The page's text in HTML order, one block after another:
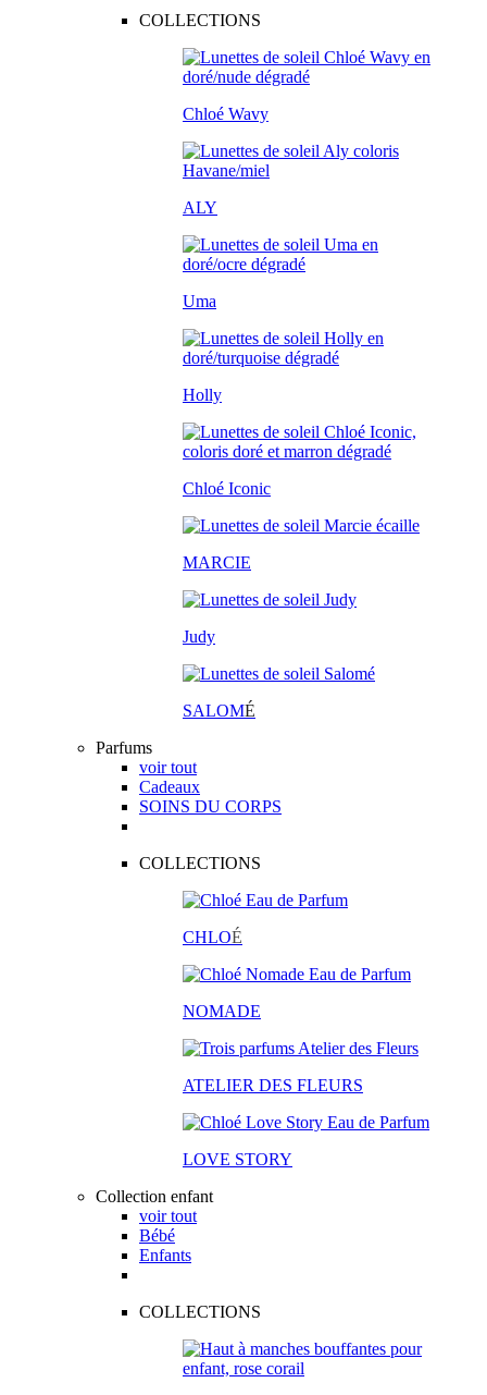
COLLECTIONS
Chloé Wavy
ALY
Uma
Holly
Chloé Iconic
MARCIE
Judy
SALOMÉ
Parfums
voir tout
Cadeaux
SOINS DU CORPS
COLLECTIONS
CHLOÉ
NOMADE
ATELIER DES FLEURS
LOVE STORY
Collection enfant
voir tout
Bébé
Enfants
COLLECTIONS